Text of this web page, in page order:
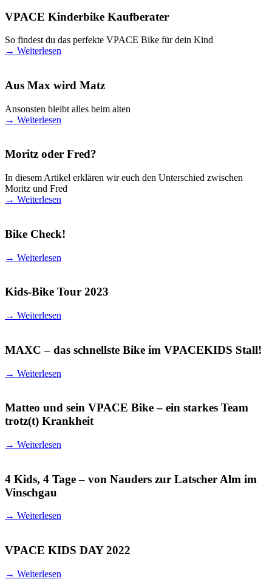
VPACE Kinderbike Kaufberater
So findest du das perfekte VPACE Bike für dein Kind
→ Weiterlesen
Aus Max wird Matz
Ansonsten bleibt alles beim alten
→ Weiterlesen
Moritz oder Fred?
In diesem Artikel erklären wir euch den Unterschied zwischen
Moritz und Fred
→ Weiterlesen
Bike Check!
→ Weiterlesen
Kids-Bike Tour 2023
→ Weiterlesen
MAXC – das schnellste Bike im VPACEKIDS Stall!
→ Weiterlesen
Matteo und sein VPACE Bike – ein starkes Team
trotz(t) Krankheit
→ Weiterlesen
4 Kids, 4 Tage – von Nauders zur Latscher Alm im
Vinschgau
→ Weiterlesen
VPACE KIDS DAY 2022
→ Weiterlesen